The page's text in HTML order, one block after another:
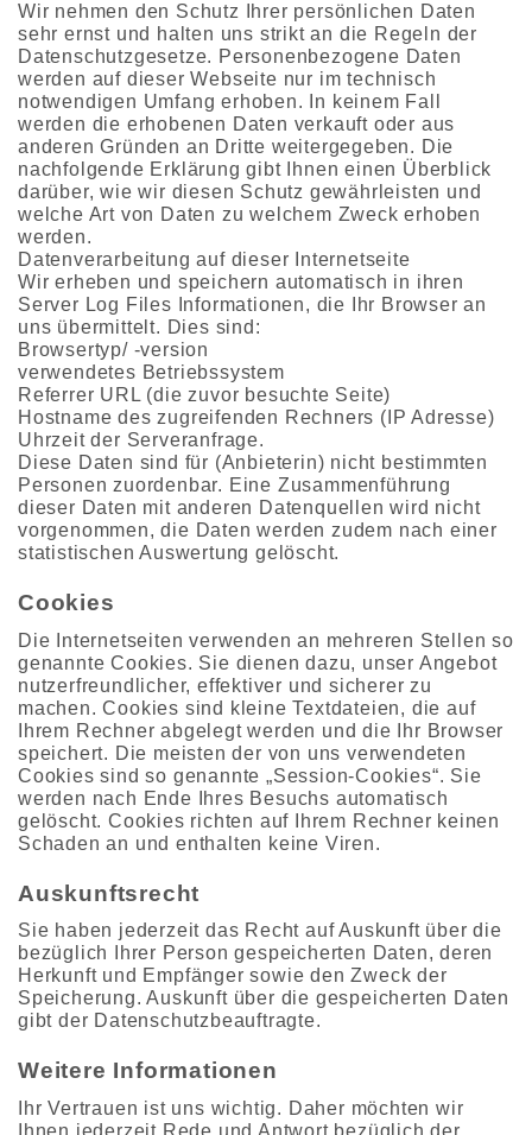
Wir nehmen den Schutz Ihrer persönlichen Daten
sehr ernst und halten uns strikt an die Regeln der
Datenschutzgesetze. Personenbezogene Daten
werden auf dieser Webseite nur im technisch
notwendigen Umfang erhoben. In keinem Fall
werden die erhobenen Daten verkauft oder aus
anderen Gründen an Dritte weitergegeben. Die
nachfolgende Erklärung gibt Ihnen einen Überblick
darüber, wie wir diesen Schutz gewährleisten und
welche Art von Daten zu welchem Zweck erhoben
werden.
Datenverarbeitung auf dieser Internetseite
Wir erheben und speichern automatisch in ihren
Server Log Files Informationen, die Ihr Browser an
uns übermittelt. Dies sind:
Browsertyp/ -version
verwendetes Betriebssystem
Referrer URL (die zuvor besuchte Seite)
Hostname des zugreifenden Rechners (IP Adresse)
Uhrzeit der Serveranfrage.
Diese Daten sind für (Anbieterin) nicht bestimmten
Personen zuordenbar. Eine Zusammenführung
dieser Daten mit anderen Datenquellen wird nicht
vorgenommen, die Daten werden zudem nach einer
statistischen Auswertung gelöscht.
Cookies
Die Internetseiten verwenden an mehreren Stellen so
genannte Cookies. Sie dienen dazu, unser Angebot
nutzerfreundlicher, effektiver und sicherer zu
machen. Cookies sind kleine Textdateien, die auf
Ihrem Rechner abgelegt werden und die Ihr Browser
speichert. Die meisten der von uns verwendeten
Cookies sind so genannte „Session-Cookies“. Sie
werden nach Ende Ihres Besuchs automatisch
gelöscht. Cookies richten auf Ihrem Rechner keinen
Schaden an und enthalten keine Viren.
Auskunftsrecht
Sie haben jederzeit das Recht auf Auskunft über die
bezüglich Ihrer Person gespeicherten Daten, deren
Herkunft und Empfänger sowie den Zweck der
Speicherung. Auskunft über die gespeicherten Daten
gibt der Datenschutzbeauftragte.
Weitere Informationen
Ihr Vertrauen ist uns wichtig. Daher möchten wir
Ihnen jederzeit Rede und Antwort bezüglich der